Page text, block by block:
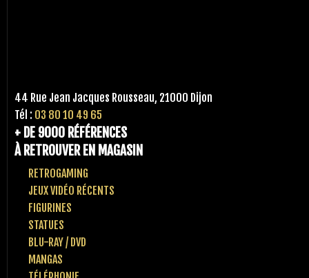
44 Rue Jean Jacques Rousseau, 21000 Dijon
Tél : 03 80 10 49 65
+ DE 9000 RÉFÉRENCES
À RETROUVER EN MAGASIN
RETROGAMING
JEUX VIDÉO RÉCENTS
FIGURINES
STATUES
BLU-RAY / DVD
MANGAS